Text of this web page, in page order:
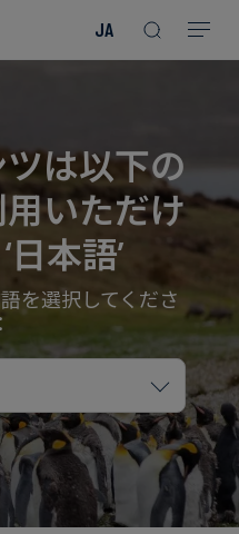
JA
役
員
紹
介
所
地
誠
実
ァ
ッ
シ
ョ
ン
エ
ル
ギ
ー・
電
ク
ト
を
見
る
レ
ポ
ー
ト
後
イ
ベ
ン
ト
Read more
Read more
Read more
Read more
Read more
は以下の
いただけ
日本語’
を選択してくださ